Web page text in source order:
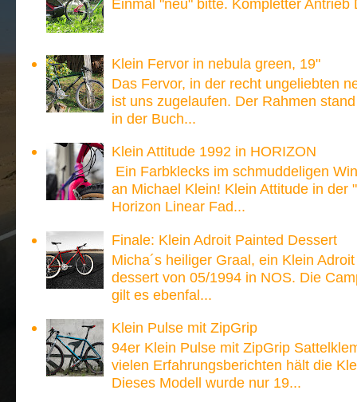
Einmal "neu" bitte. Kompletter Antrieb
Klein Fervor in nebula green, 19"
Das Fervor, in der recht ungeliebten
ist uns zugelaufen. Der Rahmen
in der Buch...
Klein Attitude 1992 in HORIZON
Ein Farbklecks im schmuddeligen
an Michael Klein! Klein Attitude in der
Horizon Linear Fad...
Finale: Klein Adroit Painted Dessert
Micha´s heiliger Graal, ein Klein
dessert von 05/1994 in NOS. Die
gilt es ebenfal...
Klein Pulse mit ZipGrip
94er Klein Pulse mit ZipGrip
vielen Erfahrungsberichten hält die
Dieses Modell wurde nur 19...